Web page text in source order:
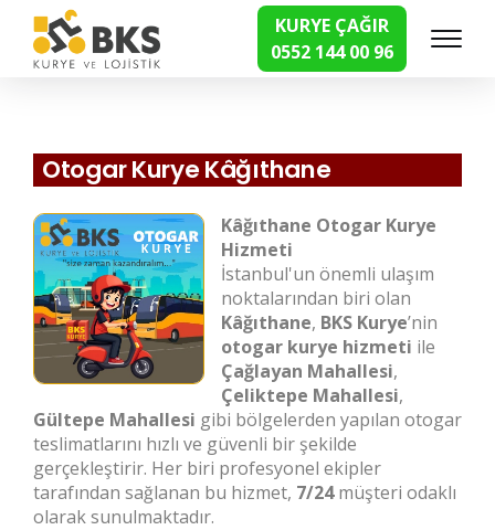
KURYE ÇAĞIR
0552 144 00 96
Hızlı Kurye Hizmetleri
Otogar Kurye Kâğıthane
Kâğıthane Otogar Kurye
Hizmeti
İstanbul'un önemli ulaşım
noktalarından biri olan
Kâğıthane, BKS Kurye’nin
otogar kurye hizmeti ile
Çağlayan Mahallesi,
Çeliktepe Mahallesi,
Gültepe Mahallesi gibi bölgelerden yapılan otogar
teslimatlarını hızlı ve güvenli bir şekilde
gerçekleştirir. Her biri profesyonel ekipler
tarafından sağlanan bu hizmet, 7/24müşteri odaklı
olarak sunulmaktadır.